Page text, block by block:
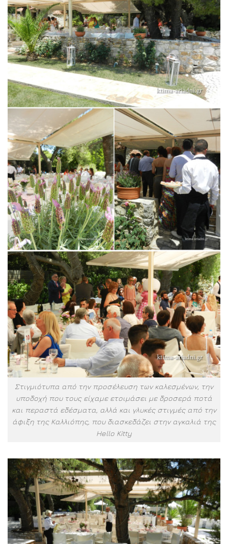
Στιγμιότυπα από την προσέλευση των καλεσμένων, την
υποδοχή που τους είχαμε ετοιμάσει με δροσερά ποτά
και περαστά εδέσματα, αλλά και γλυκές στιγμές από την
άφιξη της Καλλιόπης, που διασκεδάζει στην αγκαλιά της
Hello Kitty